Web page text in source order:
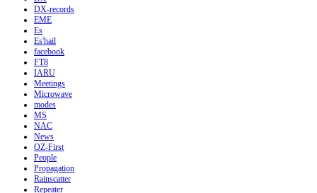
DX-records
EME
Es
Es'hail
facebook
FT8
IARU
Meetings
Microwave
modes
MS
NAC
News
OZ-First
People
Propagation
Rainscatter
Repeater